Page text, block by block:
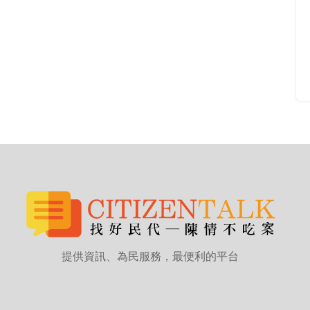
提供資訊、為民服務，最便利的平台